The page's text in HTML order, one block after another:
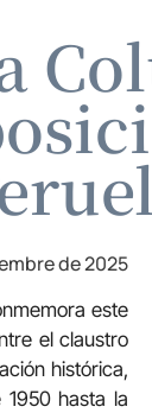
de 2025
este
el claustro
histórica,
hasta la